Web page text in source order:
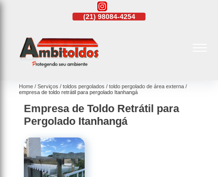
(21)98084-4254
Home Serviços toldos pergolados
toldo pergolado de área externa
empresa de toldo retrátil para pergolado Itanhangá
Empresa de Toldo Retrátil para
Pergolado Itanhangá